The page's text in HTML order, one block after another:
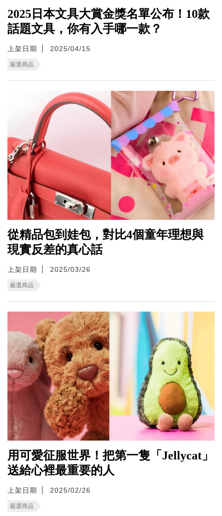
2025日本文具大賞金獎名單公布！10款
話題文具，你有入手哪一款？
上架日期 2025/04/15
嚴選商品
從精品包到娃包，對比4個童年理想與
現實反差的真心話
上架日期 2025/03/26
嚴選商品
用可愛征服世界！把第一隻「Jellycat」
送給心裡最重要的人
上架日期 2025/02/26
嚴選商品